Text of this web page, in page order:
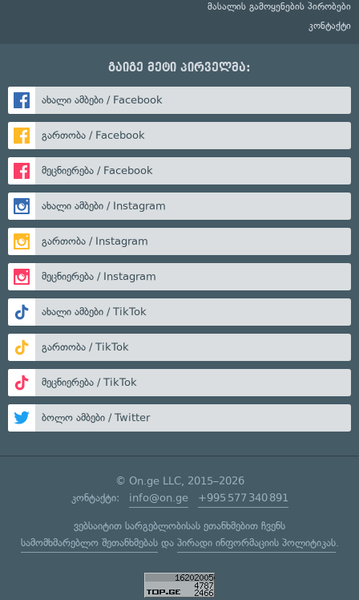
მასალის გამოყენების პირობები
კონტაქტი
გაიგე მეტი პირველმა:
ახალი ამბები / Facebook
გართობა / Facebook
მეცნიერება / Facebook
ახალი ამბები / Instagram
გართობა / Instagram
მეცნიერება / Instagram
ახალი ამბები / TikTok
გართობა / TikTok
მეცნიერება / TikTok
ბოლო ამბები / Twitter
© On.ge LLC, 2015–2026
კონტაქტი: info@on.ge +995 577 340 891
ვებსაიტით სარგებლობისას ეთანხმებით ჩვენს
სამომხმარებლო შეთანხმებასდა პირადი ინფორმაციის პოლიტიკას.